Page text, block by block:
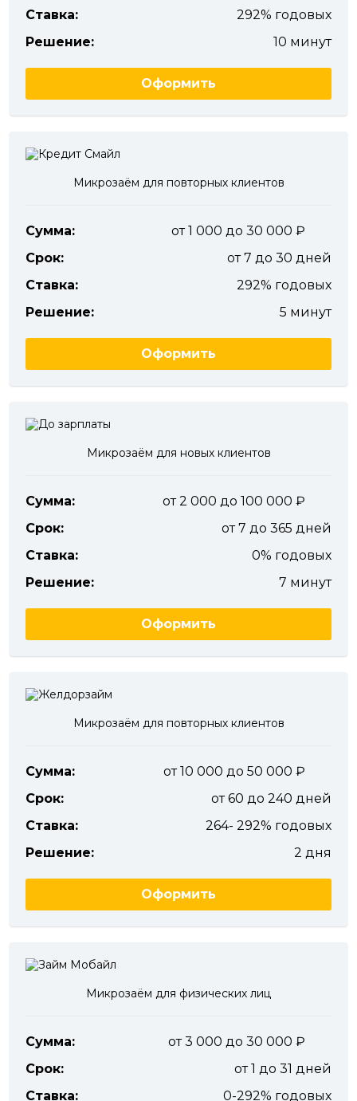
Ставка:
292% годовых
Решение:
10 минут
Оформить
Микрозаём для повторных клиентов
Сумма:
от 1 000 до 30 000
Срок:
от 7 до 30 дней
Ставка:
292% годовых
Решение:
5 минут
Оформить
Микрозаём для новых клиентов
Сумма:
от 2 000 до 100 000
Срок:
от 7 до 365 дней
Ставка:
0% годовых
Решение:
7 минут
Оформить
Микрозаём для повторных клиентов
Сумма:
от 10 000 до 50 000
Срок:
от 60 до 240 дней
Ставка:
264- 292% годовых
Решение:
2 дня
Оформить
Микрозаём для физических лиц
Сумма:
от 3 000 до 30 000
Срок:
от 1 до 31 дней
Ставка:
0-292% годовых